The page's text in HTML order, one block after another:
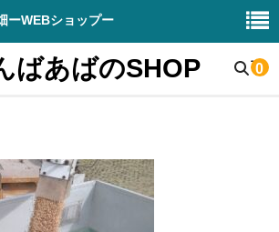
ーWEBショップー
ばあばのSHOP 0